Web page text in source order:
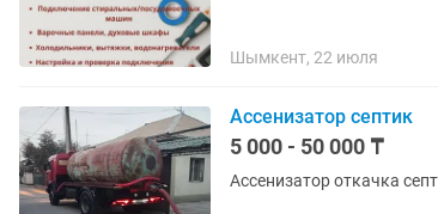
Шымкент, 22 июля
Ассенизатор септик
5 000 - 50 000 ₸